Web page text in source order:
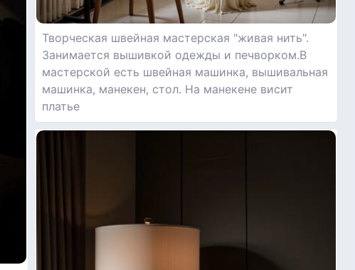
Творческая швейная мастерская "живая нить".
Занимается вышивкой одежды и печворком.В
мастерской есть швейная машинка, вышивальная
машинка, манекен, стол. На манекене висит
платье